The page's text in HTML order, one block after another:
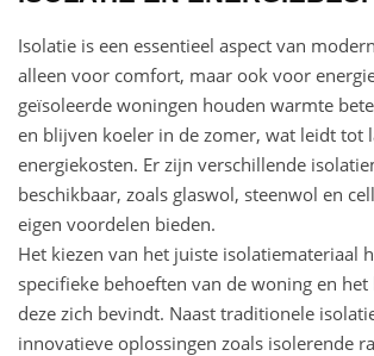
Isolatie is een essentieel aspect van
alleen voor comfort, maar ook voor
geïsoleerde woningen houden warmte
en blijven koeler in de zomer, wat leidt tot
energiekosten. Er zijn verschillende
beschikbaar, zoals glaswol, steenwol en
eigen voordelen bieden.
Het kiezen van het juiste isolatiemateriaal
specifieke behoeften van de woning en
deze zich bevindt. Naast traditionele
innovatieve oplossingen zoals isolerende